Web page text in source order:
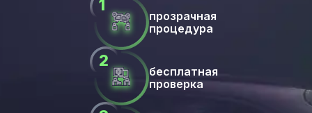
прозрачная
процедура
бесплатная
проверка